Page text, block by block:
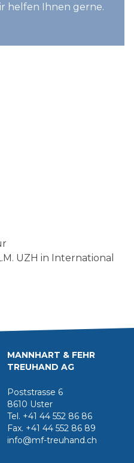
helfen Ihnen gerne.
UZH in International
MANNHART & FEHR
TREUHAND AG
Poststrasse 6
8610 Uster
Tel. +41 44 552 86 86
Fax. +41 44 552 86 89
info@mf-treuhand.ch